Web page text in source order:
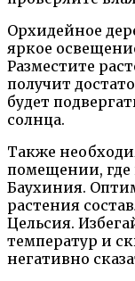
Орхидейное
яркое
Разместите
получит
будет
солнца.
Также
помещении, где
Баухиния.
растения
Цельсия.
температур и
негативно